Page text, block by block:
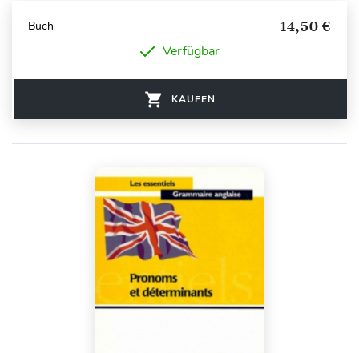
Buch 14,50 €
Verfügbar
KAUFEN